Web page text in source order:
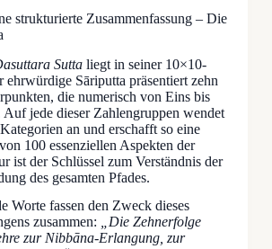
strukturierte Zusammenfassung – Die
Sutta liegt in seiner 10×10-
Sāriputta präsentiert zehn
die numerisch von Eins bis
Auf jede dieser Zahlengruppen wendet
an und erschafft so eine
100 essenziellen Aspekten der
ist der Schlüssel zum Verständnis der
des gesamten Pfades.
Worte fassen den Zweck dieses
zusammen:
„Die Zehnerfolge
zur Nibbāna-Erlangung, zur